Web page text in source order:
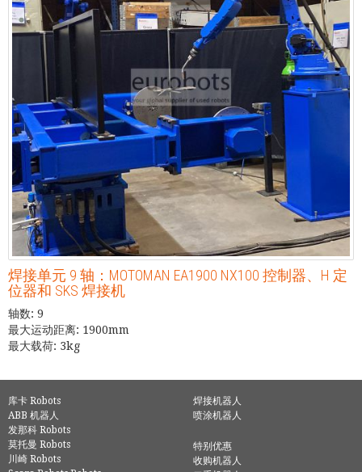
焊接单元 9 轴：MOTOMAN EA1900 NX100 控制器、H 定
位器和 SKS 焊接机
轴数: 9
最大运动距离: 1900mm
最大载荷: 3kg
库卡 Robots
ABB 机器人
发那科 Robots
莫托曼 Robots
川崎 Robots
焊接机器人
喷涂机器人
特别优惠
收购机器人